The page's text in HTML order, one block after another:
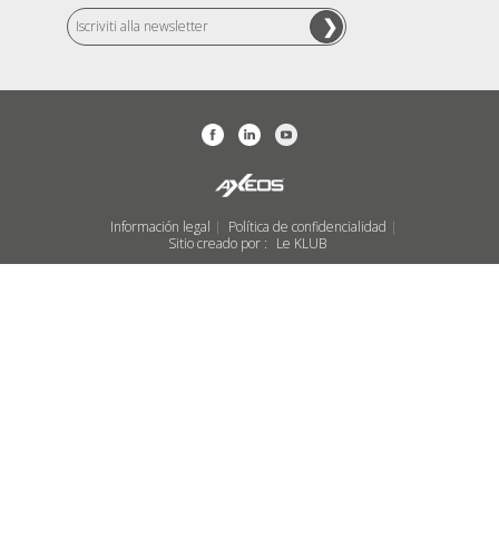
Información legal Política de confidencialidad
Sitio creado por : Le KLUB